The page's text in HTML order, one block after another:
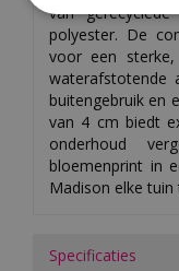
van
polyester. De
voor een
waterafstotende
buitengebruik en
van 4 cm biedt
onderhoud
bloemenprint in
Madison elke
Specificaties